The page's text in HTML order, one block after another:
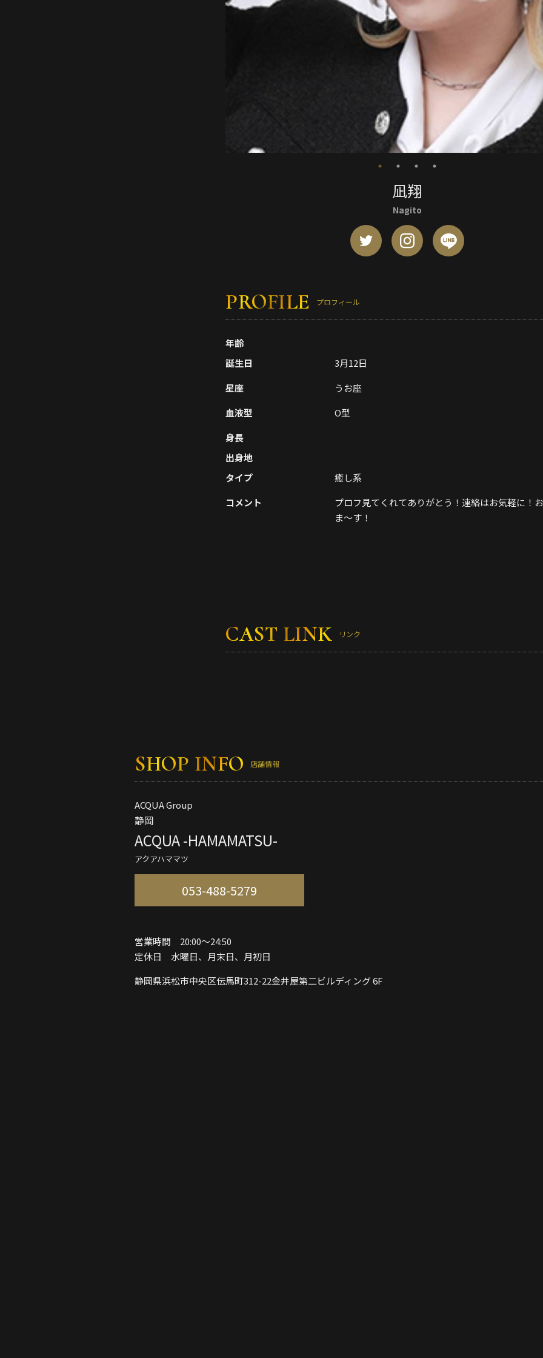
凪翔
Nagito
PROFILE プロフィール
年齢
誕生日
3月12日
星座
うお座
血液型
O型
身長
出身地
タイプ
癒し系
コメント
プロフ見てくれてありがとう！連絡はお気軽に！
ま～す！
CAST LINK リンク
SHOP INFO 店舗情報
ACQUA Group
静岡
ACQUA -HAMAMATSU-
アクアハママツ
053-488-5279
営業時間 20:00～24:50
定休日 水曜日、月末日、月初日
静岡県浜松市中央区伝馬町312-22金井屋第二ビルディング 6F